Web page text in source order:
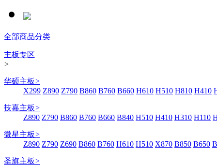
全部商品分类
主板专区
>
华硕主板>
X299 Z890 Z790 B860 B760 B660 H610 H510 H810 H410
技嘉主板>
Z890 Z790 B860 B760 B660 B840 H510 H410 H310 H110
微星主板>
Z890 Z790 Z690 B860 B760 H610 H510 X870 B850 B650
圣旗主板>